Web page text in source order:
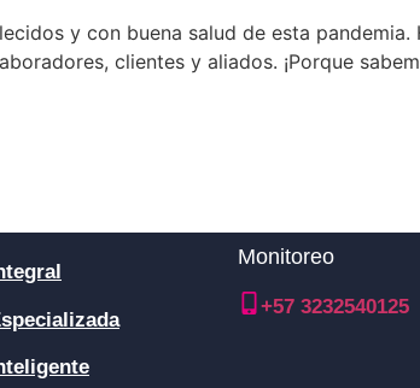
y con buena salud de esta pandemia.
clientes y aliados. ¡Porque
Monitoreo
+57 3232540125